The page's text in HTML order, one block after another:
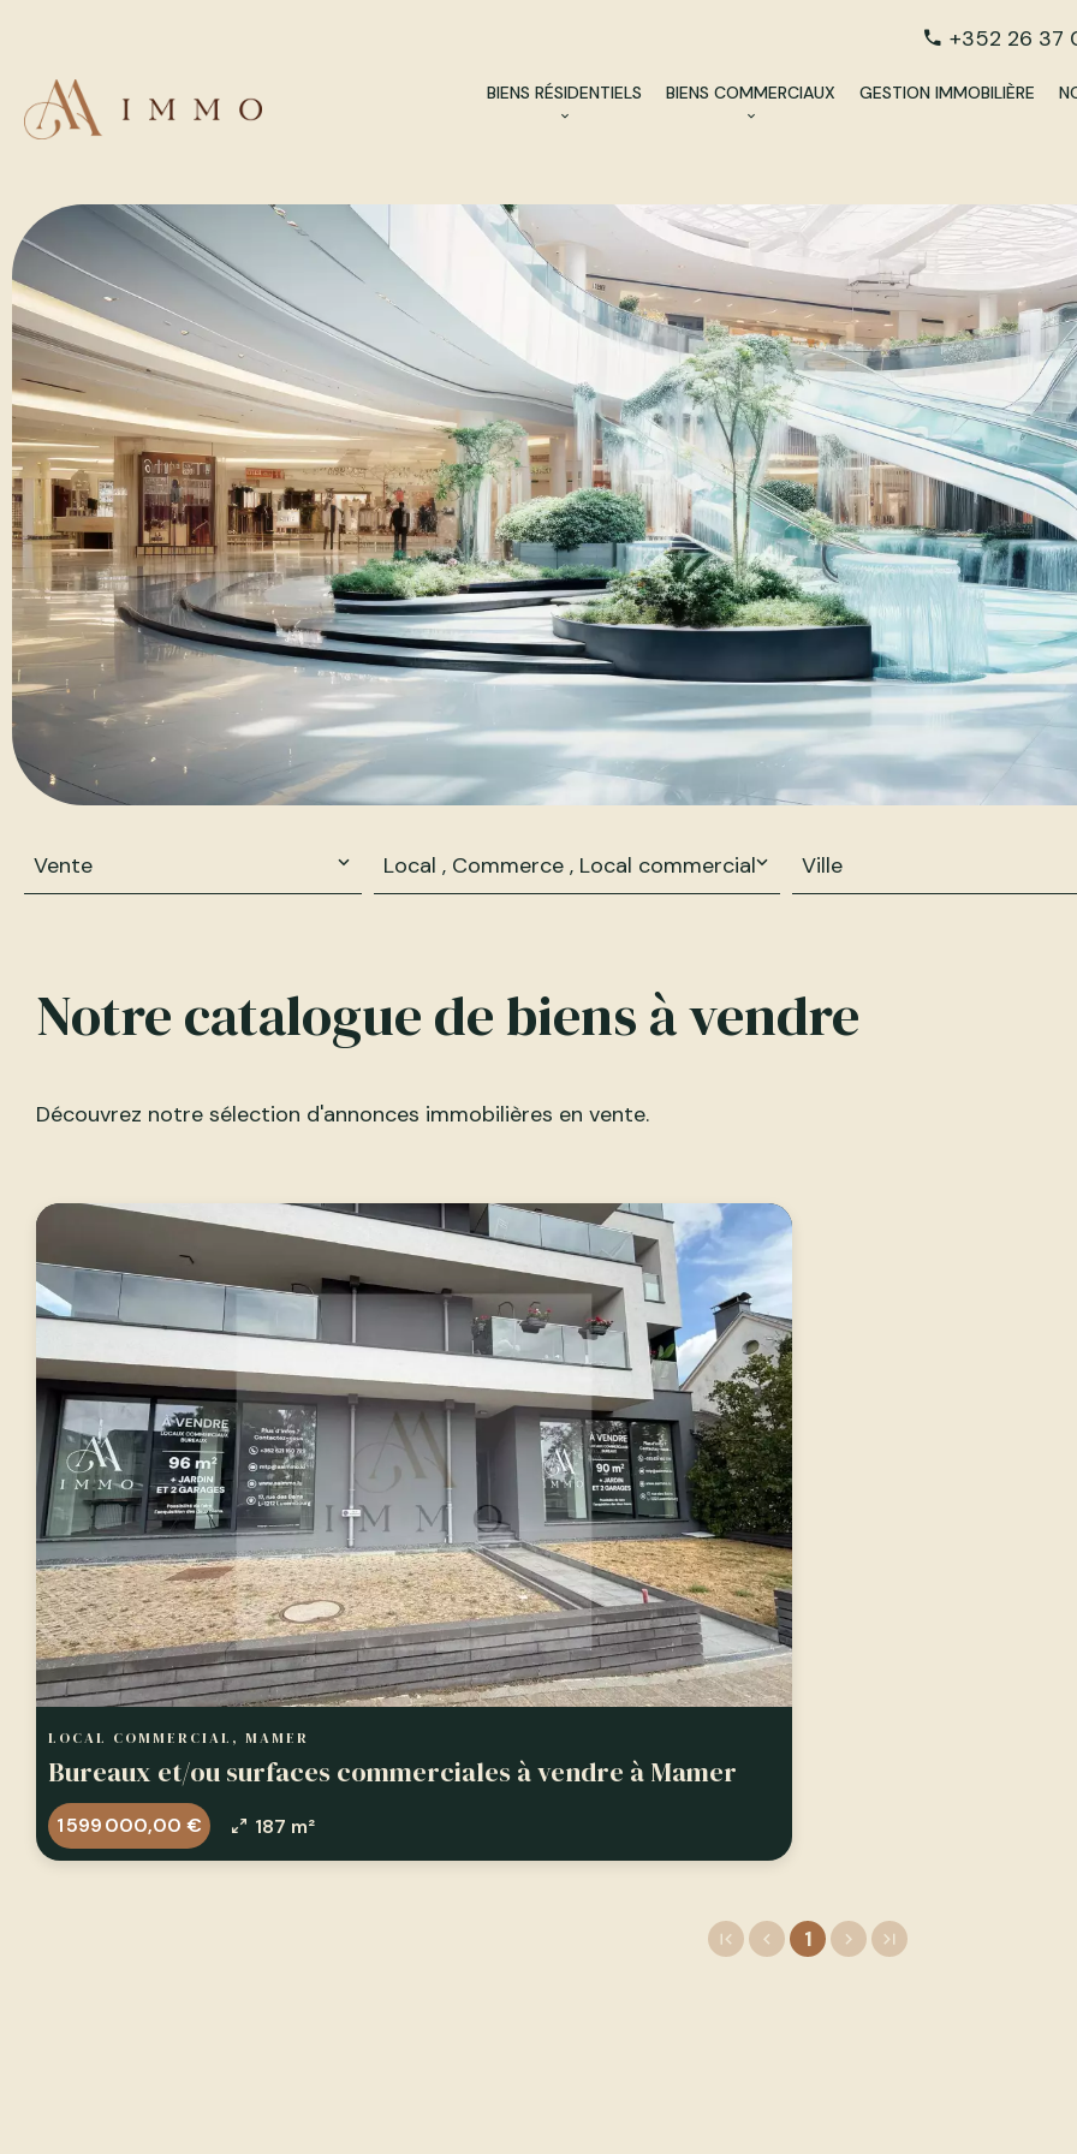
+352 26 37
BIENS RÉSIDENTIELS BIENS COMMERCIAUX GESTION IMMOBILIÈRE
Vente Local , Commerce , Local commercial Ville
Notre catalogue de biens à vendre
Découvrez notre sélection d'annonces immobilières en vente.
LOCAL COMMERCIAL, MAMER
Bureaux et/ou surfaces commerciales à vendre à Mamer
1 599 000,00 € 187 m²
1